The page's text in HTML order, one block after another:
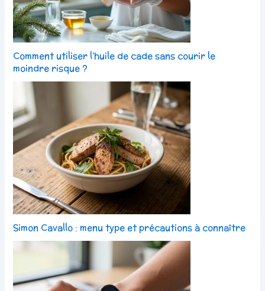
Comment utiliser l’huile de cade sans courir le
moindre risque ?
Simon Cavallo : menu type et précautions à connaître